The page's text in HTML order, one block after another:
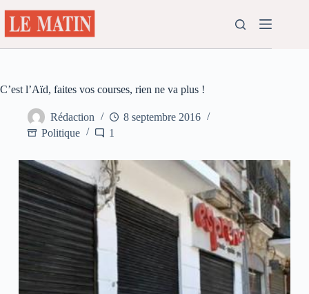
au
contenu
C’est l’Aïd, faites vos courses, rien ne va plus !
Rédaction
8 septembre 2016
Politique
1